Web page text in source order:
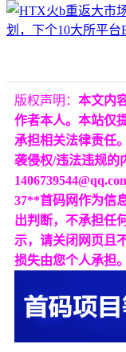
版权声明： 本文内
作者本人。本站仅
承担相关法律责任
袭侵权/违法违规的
37**首码网作为信
出判断，不承担任
示，请关闭网页且
损失由您个人承担。